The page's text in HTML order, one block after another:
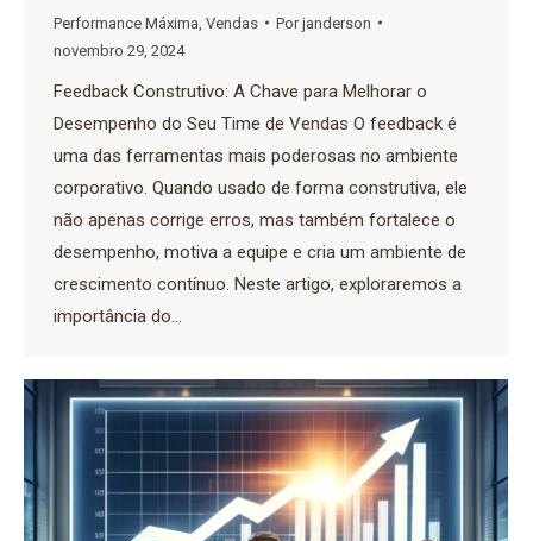
Performance Máxima Vendas Porjanderson
novembro 29, 2024
Feedback Construtivo: A Chave para Melhorar o
Desempenho do Seu Time de Vendas O feedback é
uma das ferramentas mais poderosas no ambiente
corporativo. Quando usado de forma construtiva, ele
não apenas corrige erros, mas também fortalece o
desempenho, motiva a equipe e cria um ambiente de
crescimento contínuo. Neste artigo, exploraremos a
importância do…